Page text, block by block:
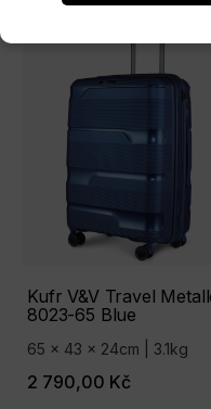
Kufr V&V Travel
8023-65 Blue
65 x 43 x 24cm | 3.1kg
2 790,00 Kč